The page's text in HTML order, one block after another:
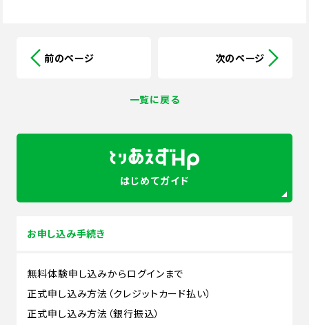
前のページ
一覧に戻る
次のページ
はじめてガイド
お申し込み手続き
無料体験申し込みからログインまで
正式申し込み方法（クレジットカード払い）
正式申し込み方法（銀行振込）